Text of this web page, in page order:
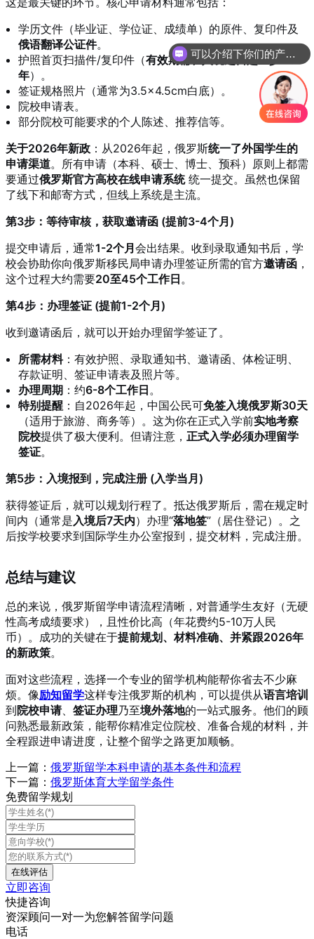
学历文件（毕业证、学位证、成绩单）的原件、复印件及
俄语翻译公证件。
护照首页扫描件/复印件（有效期需在入境之日起至少1.5
年） 。
签证规格照片（通常为3.5×4.5cm白底） 。
院校申请表。
部分院校可能要求的个人陈述、推荐信等。
关于2026年新政 ：从2026年起，俄罗斯统一了外国学生的
申请渠道。所有申请（本科、硕士、博士、预科）原则上都需
要通过俄罗斯官方高校在线申请系统统一提交。虽然也保留
了线下和邮寄方式，但线上系统是主流。
第3步：等待审核，获取邀请函 (提前3-4个月)
提交申请后，通常1-2个月会出结果。收到录取通知书后，学
校会协助你向俄罗斯移民局申请办理签证所需的官方邀请函 ，
这个过程大约需要20至45个工作日 。
第4步：办理签证 (提前1-2个月)
收到邀请函后，就可以开始办理留学签证了 。
所需材料：有效护照、录取通知书、邀请函、体检证明、
存款证明、签证申请表及照片等。
办理周期 ：约6-8个工作日 。
特别提醒 ：自2026年起，中国公民可免签入境俄罗斯30天
（适用于旅游、商务等） 。这为你在正式入学前实地考察
院校提供了极大便利。但请注意， 正式入学必须办理留学
签证。
第5步：入境报到，完成注册 (入学当月)
获得签证后，就可以规划行程了。抵达俄罗斯后，需在规定时
间内（通常是 入境后7天内）办理“落地签”（居住登记） 。之
后按学校要求到国际学生办公室报到，提交材料，完成注册。
总结与建议
总的来说，俄罗斯留学申请流程清晰，对普通学生友好（无硬
性高考成绩要求），且性价比高（年花费约5-10万人民
币）。成功的关键在于提前规划、材料准确、并紧跟2026年
的新政策。
面对这些流程，选择一个专业的留学机构能帮你省去不少麻
烦。像励知留学这样专注俄罗斯的机构，可以提供从语言培训
到院校申请、 签证办理乃至境外落地的一站式服务。他们的顾
问熟悉最新政策，能帮你精准定位院校、准备合规的材料，并
全程跟进申请进度，让整个留学之路更加顺畅。
上一篇： 俄罗斯留学本科申请的基本条件和流程
下一篇： 俄罗斯体育大学留学条件
免费留学规划
立即咨询
快捷咨询
资深顾问一对一为您解答留学问题
电话
可以介绍下你们的产品么？